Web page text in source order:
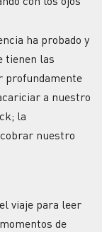
ha probado y
tienen las
profundamente
a nuestro
la
nuestro
viaje para leer
de